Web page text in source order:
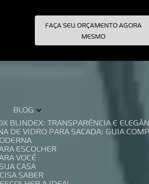
FAÇA SEU ORÇAMENTO AGORA
MESMO
BLOG
BLINDEX: TRANSPARÊNCIA E
DE VIDRO PARA SACADA: GUIA
ESCOLHER
VOCÊ
CASA
SABER